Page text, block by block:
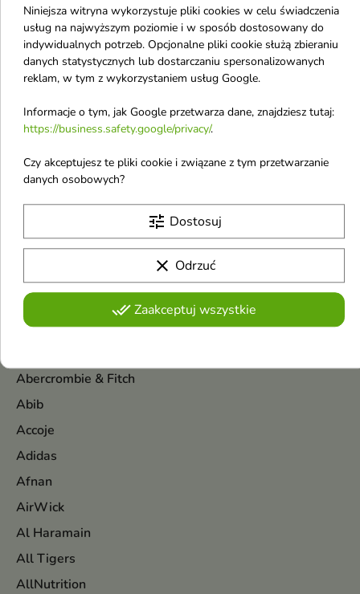
A
Apothe
Auraa Desire
AA
Abercrombie & Fitch
Abib
Accoje
Adidas
Afnan
AirWick
Al Haramain
All Tigers
AllNutrition
kobiet i mężczyzn 100
ml
Afnan 9 PM Rebel to unisex
woda perfumowana łącząca
świeżość mandarynki, ananasa i
karmelu oraz bursztynowo-
piżmowej bazy, tworząc
idealny na dzień i wieczór
40,90 €
Pokazano 1-7 z 7 pozycji
Niniejsza witryna wykorzystuje pliki cookies w celu świadczenia
usług na najwyższym poziomie i w sposób dostosowany do
indywidualnych potrzeb. Opcjonalne pliki cookie służą zbieraniu
danych statystycznych lub dostarczaniu spersonalizowanych
reklam, w tym z wykorzystaniem usług Google.
Informacje o tym, jak Google przetwarza dane, znajdziesz tutaj:
https://business.safety.google/privacy/.
Czy akceptujesz te pliki cookie i związane z tym przetwarzanie
danych osobowych?
tune Dostosuj
clear Odrzuć
done_allZaakceptuj wszystkie